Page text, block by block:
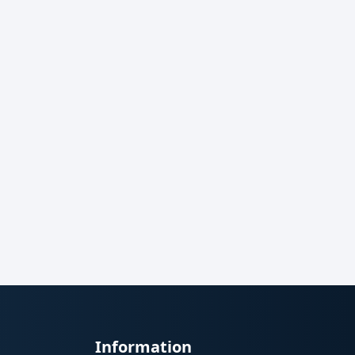
Information